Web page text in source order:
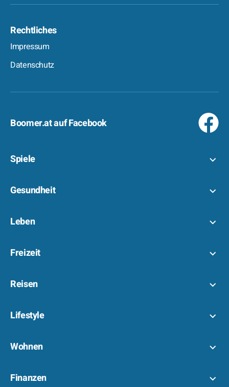
Rechtliches
Impressum
Datenschutz
Boomer.at auf Facebook
Spiele
Gesundheit
Leben
Freizeit
Reisen
Lifestyle
Wohnen
Finanzen